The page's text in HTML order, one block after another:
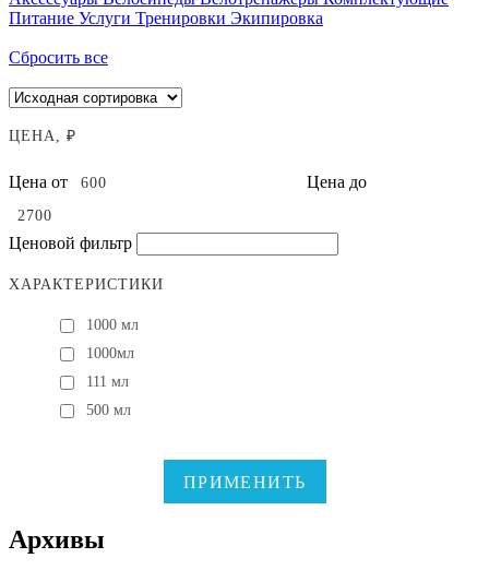
Питание Услуги Тренировки Экипировка
Сбросить все
ЦЕНА, ₽
Цена от Цена до
Ценовой фильтр
ХАРАКТЕРИСТИКИ
1000 мл
1000мл
111 мл
500 мл
ПРИМЕНИТЬ
Архивы